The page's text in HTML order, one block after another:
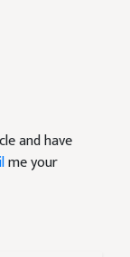
and have
me your